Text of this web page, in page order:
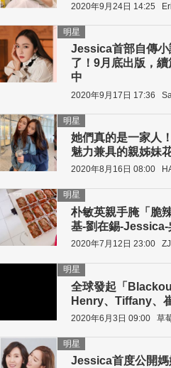
2020年9月24日 14:25
Jessica首部自傳
了！9月底出版，
中
明星
2020年9月17日 17:36
她們真的是一家人
魅力兼具的親姊妹
明星
2020年8月16日 08:00
朴敏英親手腌「脆
基-劉在錫-Jessica-
明星
2020年7月12日 23:00
全球發起「
Henry、Tiffany、
明星
2020年6月3日 09:00 草
Jessica首度公開
明星